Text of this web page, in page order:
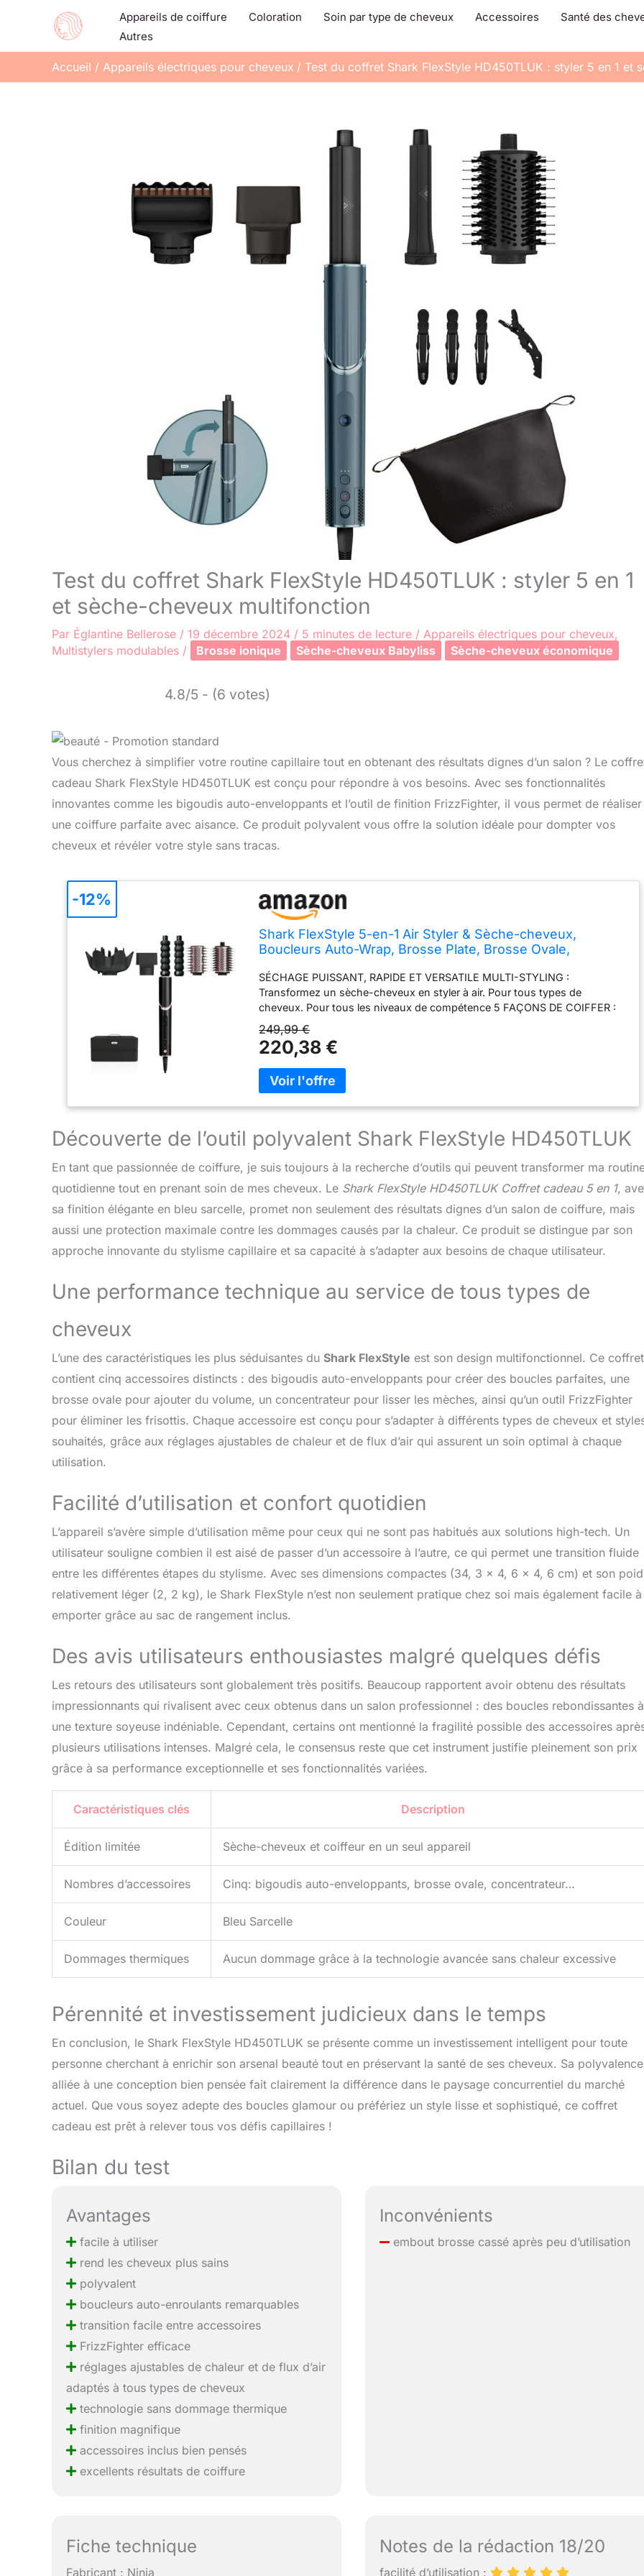
contenu
Appareils de coiffure Coloration Soin par type de cheveux Accessoires
Santé des
Autres
Accueil Appareils électriques pour cheveux Test du coffret Shark FlexStyle HD450TLUK : styler 5 en 1 et
Test du coffret Shark FlexStyle HD450TLUK : styler 5 en 1
et sèche-cheveux multifonction
Par Églantine Bellerose / 19 décembre 2024 / 5 minutes de lecture / Appareils électriques pour cheveux,
Multistylers modulables / Brosse ionique Sèche-cheveux Babyliss Sèche-cheveux économique
4.8/5 - (6 votes)
Vous cherchez à simplifier votre routine capillaire tout en obtenant des résultats dignes d’un salon ? Le
cadeau Shark FlexStyle HD450TLUK est conçu pour répondre à vos besoins. Avec ses fonctionnalités
innovantes comme les bigoudis auto-enveloppants et l’outil de finition FrizzFighter, il vous permet de réaliser
une coiffure parfaite avec aisance. Ce produit polyvalent vous offre la solution idéale pour dompter vos
cheveux et révéler votre style sans tracas.
Shark FlexStyle 5-en-1 Air Styler & Sèche-cheveux,
Boucleurs Auto-Wrap, Brosse Plate, Brosse Ovale,
Dommage Thermique, Noir/Rose HD446EU
SÉCHAGE PUISSANT, RAPIDE ET VERSATILE MULTI-STYLING :
Transformez un sèche-cheveux en styler à air. Pour tous types de
cheveux. Pour tous les niveaux de compétence 5 FAÇONS DE COIFFER :
Boucler, Lisser, Donner du volume, Adoucir et Fixer vos cheveux avec 5
outils de coiffage: Boucleurs automatiques, Brosse plate, Brosse ovale,
Concentrateur, Diffuseur """ 2x BOUCLEURS AUTOMATIQUES: Changez
votre façon de boucler vos cheveux. La technologie Coanda enroule,
boucle et fixe les cheveux pour des boucles sans tracas en quelques
THERMIQUE : Mesure la chaleur 1 000 fois par seconde. Pas de chaleur
extrême. Pour plus de douceur et de brillance et moins de frisottis et de
mèches rebelles* (*Par rapport au séchage à l'air) COMPREND: Shark
coiffure. Poids: 700g. Couleur: Noir/rose
249,99 €
220,38 €
-12%
Découverte de l’outil polyvalent Shark FlexStyle HD450TLUK
En tant que passionnée de coiffure, je suis toujours à la recherche d’outils qui peuvent transformer ma
quotidienne tout en prenant soin de mes cheveux. Le Shark FlexStyle HD450TLUK Coffret cadeau 5 en 1,
sa finition élégante en bleu sarcelle, promet non seulement des résultats dignes d’un salon de coiffure, mais
aussi une protection maximale contre les dommages causés par la chaleur. Ce produit se distingue par son
approche innovante du stylisme capillaire et sa capacité à s’adapter aux besoins de chaque utilisateur.
Une performance technique au service de tous types de
cheveux
L’une des caractéristiques les plus séduisantes du Shark FlexStyle est son design multifonctionnel. Ce coffret
contient cinq accessoires distincts : des bigoudis auto-enveloppants pour créer des boucles parfaites, une
brosse ovale pour ajouter du volume, un concentrateur pour lisser les mèches, ainsi qu’un outil FrizzFighter
pour éliminer les frisottis. Chaque accessoire est conçu pour s’adapter à différents types de cheveux et
souhaités, grâce aux réglages ajustables de chaleur et de flux d’air qui assurent un soin optimal à chaque
utilisation.
Facilité d’utilisation et confort quotidien
L’appareil s’avère simple d’utilisation même pour ceux qui ne sont pas habitués aux solutions high-tech. Un
utilisateur souligne combien il est aisé de passer d’un accessoire à l’autre, ce qui permet une transition fluide
entre les différentes étapes du stylisme. Avec ses dimensions compactes (34, 3 x 4, 6 x 4, 6 cm) et son
relativement léger (2, 2 kg), le Shark FlexStyle n’est non seulement pratique chez soi mais également facile à
emporter grâce au sac de rangement inclus.
Des avis utilisateurs enthousiastes malgré quelques défis
Les retours des utilisateurs sont globalement très positifs. Beaucoup rapportent avoir obtenu des résultats
impressionnants qui rivalisent avec ceux obtenus dans un salon professionnel : des boucles rebondissantes à
une texture soyeuse indéniable. Cependant, certains ont mentionné la fragilité possible des accessoires
plusieurs utilisations intenses. Malgré cela, le consensus reste que cet instrument justifie pleinement son prix
grâce à sa performance exceptionnelle et ses fonctionnalités variées.
Caractéristiques clés Description
Édition limitée Sèche-cheveux et coiffeur en un seul appareil
Nombres d’accessoires Cinq: bigoudis auto-enveloppants, brosse ovale, concentrateur…
Couleur Bleu Sarcelle
Dommages thermiques Aucun dommage grâce à la technologie avancée sans chaleur excessive
Pérennité et investissement judicieux dans le temps
En conclusion, le Shark FlexStyle HD450TLUK se présente comme un investissement intelligent pour toute
personne cherchant à enrichir son arsenal beauté tout en préservant la santé de ses cheveux. Sa polyvalence
alliée à une conception bien pensée fait clairement la différence dans le paysage concurrentiel du marché
actuel. Que vous soyez adepte des boucles glamour ou préfériez un style lisse et sophistiqué, ce coffret
cadeau est prêt à relever tous vos défis capillaires !
Bilan du test
Avantages
facile à utiliser
rend les cheveux plus sains
polyvalent
boucleurs auto-enroulants remarquables
transition facile entre accessoires
FrizzFighter efficace
réglages ajustables de chaleur et de flux d’air
adaptés à tous types de cheveux
technologie sans dommage thermique
finition magnifique
accessoires inclus bien pensés
excellents résultats de coiffure
Inconvénients
embout brosse cassé après peu d’utilisation
Fiche technique
Fabricant : Ninja
Notes de la rédaction 18/20
facilité d’utilisation :